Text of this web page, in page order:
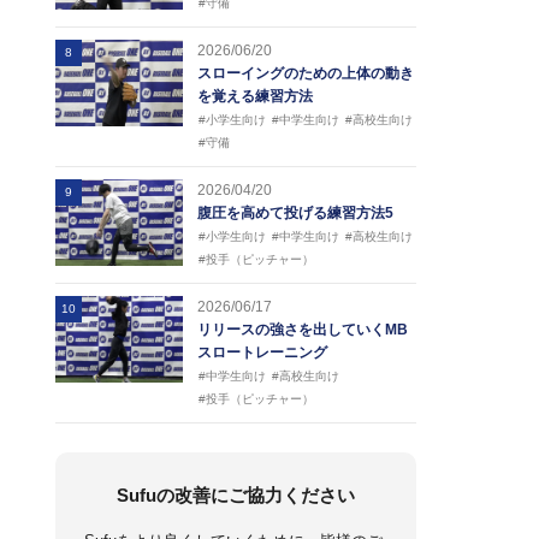
#守備
8
2026/06/20
スローイングのための上体の動き
を覚える練習方法
#小学生向け #中学生向け #高校生向け
#守備
9
2026/04/20
腹圧を高めて投げる練習方法5
#小学生向け #中学生向け #高校生向け
#投手（ピッチャー）
10
2026/06/17
リリースの強さを出していくMB
スロートレーニング
#中学生向け #高校生向け
#投手（ピッチャー）
Sufuの改善にご協力ください